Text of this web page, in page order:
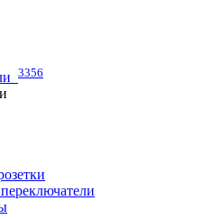
3356